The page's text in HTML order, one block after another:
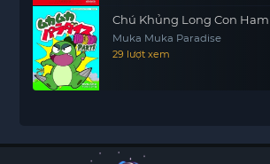
Chú Khủng Long Con Ham
Muka Muka Paradise
29 lượt xem